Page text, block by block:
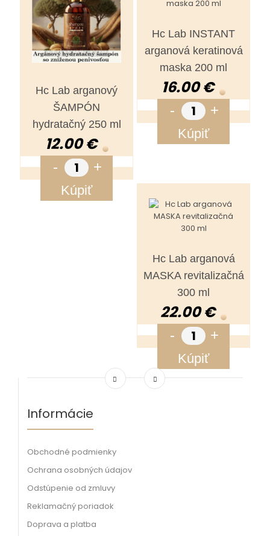
Hc Lab arganový
ŠAMPÓN
hydratačný 250 ml
12.00 €
- +
Kúpiť
Hc Lab INSTANT
arganová keratinová
maska 200 ml
16.00 €
- +
Kúpiť
Hc Lab arganová
MASKA revitalizačná
300 ml
22.00 €
- +
Kúpiť
Informácie
Obchodné podmienky
Ochrana osobných údajov
Odstúpenie od zmluvy
Reklamačný poriadok
Doprava a platba